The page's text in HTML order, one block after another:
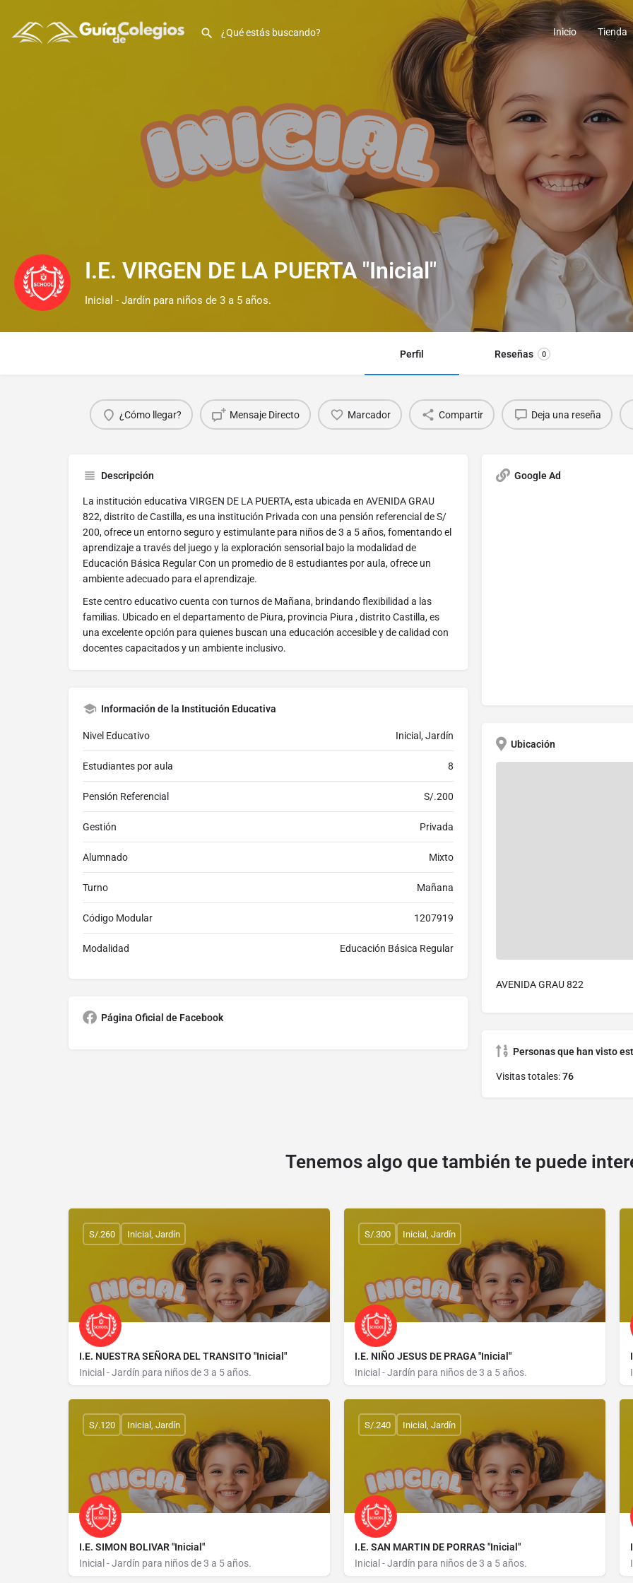
Inicio Tienda
I.E. VIRGEN DE LA PUERTA "Inicial"
Inicial - Jardín para niños de 3 a 5 años.
Perfil Reseñas 0
¿Cómo llegar? Mensaje Directo Marcador Compartir Deja una reseña
Descripción
La institución educativa VIRGEN DE LA PUERTA, esta ubicada en AVENIDA GRAU
822, distrito de Castilla, es una institución Privada con una pensión referencial de S/
200, ofrece un entorno seguro y estimulante para niños de 3 a 5 años, fomentando el
aprendizaje a través del juego y la exploración sensorial bajo la modalidad de
Educación Básica Regular Con un promedio de 8 estudiantes por aula, ofrece un
ambiente adecuado para el aprendizaje.
Este centro educativo cuenta con turnos de Mañana, brindando flexibilidad a las
familias. Ubicado en el departamento de Piura, provincia Piura , distrito Castilla, es
una excelente opción para quienes buscan una educación accesible y de calidad con
docentes capacitados y un ambiente inclusivo.
Información de la Institución Educativa
Nivel Educativo Inicial, Jardín
Estudiantes por aula 8
Pensión Referencial S/.200
Gestión Privada
Alumnado Mixto
Turno Mañana
Código Modular 1207919
Modalidad Educación Básica Regular
Página Oficial de Facebook
Google Ad
Ubicación
AVENIDA GRAU 822
Personas que han visto
Visitas totales:76
Tenemos algo que también te puede
I.E. NUESTRA SEÑORA DEL TRANSITO "Inicial"
Inicial - Jardín para niños de 3 a 5 años.
S/.260 Inicial, Jardín
I.E. NIÑO JESUS DE PRAGA "Inicial"
Inicial - Jardín para niños de 3 a 5 años.
S/.300 Inicial, Jardín
I.E. SIMON BOLIVAR "Inicial"
Inicial - Jardín para niños de 3 a 5 años.
S/.120 Inicial, Jardín
I.E. SAN MARTIN DE PORRAS "Inicial"
Inicial - Jardín para niños de 3 a 5 años.
S/.240 Inicial, Jardín